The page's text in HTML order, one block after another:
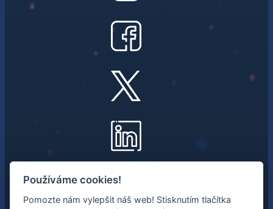
NEWSLETTER
Mějte přehled o nejnovějších
Používáme cookies!
Pomozte nám vylepšit náš web! Stisknutím tlačítka